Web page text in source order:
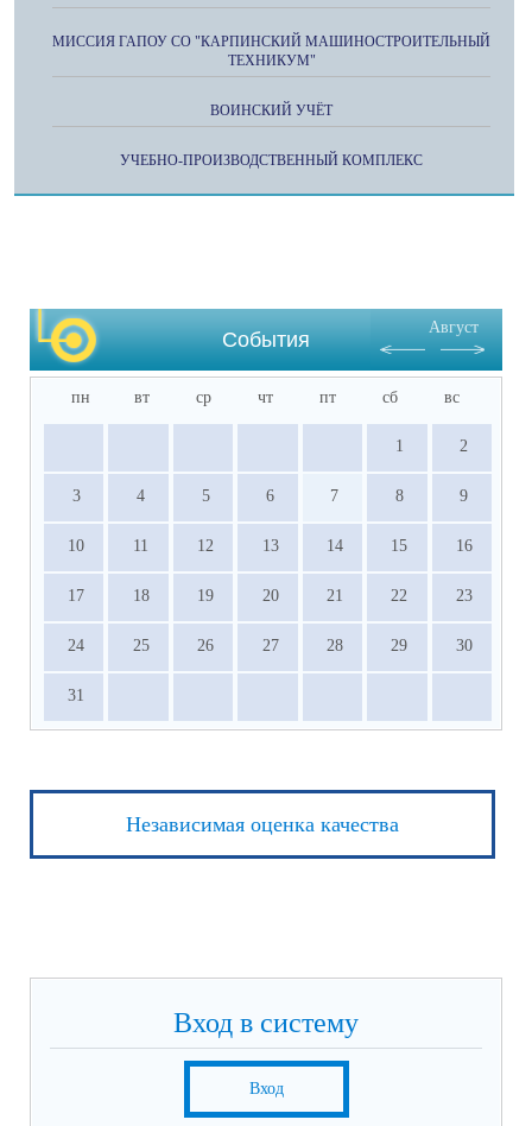
МИССИЯ ГАПОУ СО "КАРПИНСКИЙ МАШИНОСТРОИТЕЛЬНЫЙ
ТЕХНИКУМ"
ВОИНСКИЙ УЧЁТ
УЧЕБНО-ПРОИЗВОДСТВЕННЫЙ КОМПЛЕКС
События
Август
пн вт ср чт пт сб вс
1 2
3 4 5 6 7 8 9
10 11 12 13 14 15 16
17 18 19 20 21 22 23
24 25 26 27 28 29 30
31
Независимая оценка качества
Вход в систему
Вход